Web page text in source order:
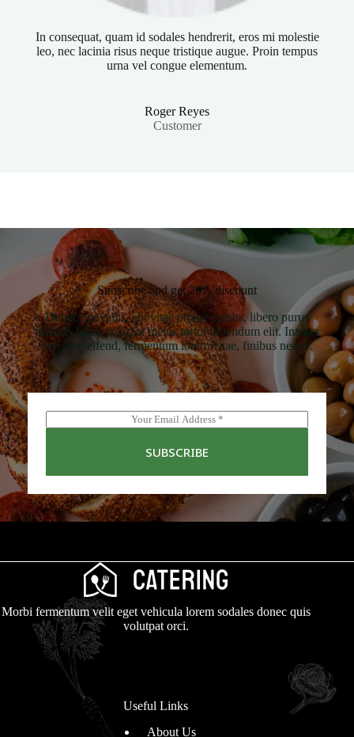
In consequat, quam id sodales hendrerit, eros mi molestie
leo, nec lacinia risus neque tristique augue. Proin tempus
urna vel congue elementum.
Roger Reyes
Customer
Subscribe and get 20% discount
Donec convallis, elit vitae ornare cursus, libero purus
facilisis felisa volutpat metus tortor bibendum elit. Integer
nec mi eleifend, fermentum lorem vitae, finibus neque.
m
SUBSCRIBE
Morbi fermentum velit eget vehicula lorem sodales donec quis
volutpat orci.
Useful Links
About Us